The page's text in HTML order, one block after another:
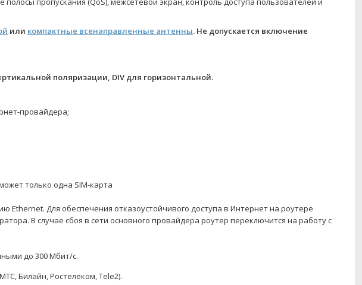
или компактные всенаправленные антенны. Не допускается включение
поляризации, DIV для горизонтальной.
провайдера;
только одна SIM-карта
Для обеспечения отказоустойчивого доступа в Интернет на роутере
В случае сбоя в сети основного провайдера роутер переключится на работу с
до 300 Мбит/c.
Билайн, Ростелеком, Tele2).